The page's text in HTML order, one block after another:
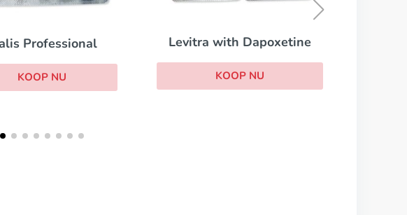
Levitra with Dapoxetine
KOOP NU